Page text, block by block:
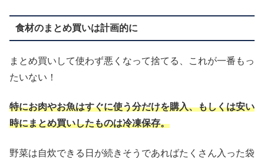
食材のまとめ買いは計画的に
まとめ買いして使わず悪くなって捨てる、これが一番もっ
たいない！
特にお肉やお魚はすぐに使う分だけを購入、もしくは安い
時にまとめ買いしたものは冷凍保存。
野菜は自炊できる日が続きそうであればたくさん入った袋